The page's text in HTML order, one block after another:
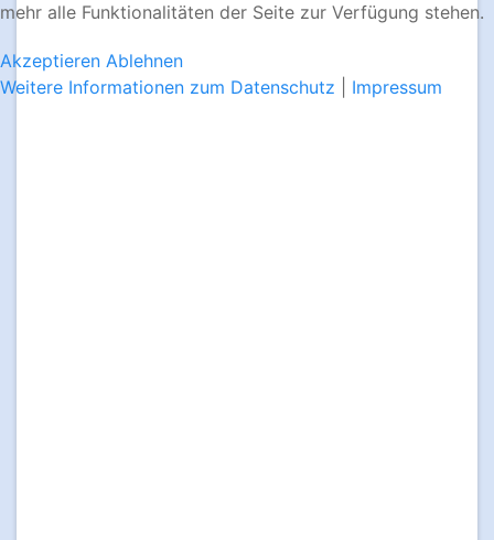
mehr alle Funktionalitäten der Seite zur Verfügung stehen.
Akzeptieren Ablehnen
Weitere Informationen zum Datenschutz
Impressum